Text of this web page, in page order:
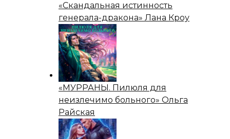
«Скандальная истинность
генерала-дракона» Лана Кроу
«МУРРАНЫ. Пилюля для
неизлечимо больного» Ольга
Райская